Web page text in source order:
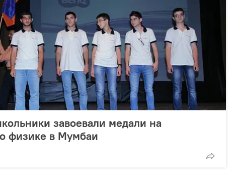
завоевали медали на
физике в Мумбаи